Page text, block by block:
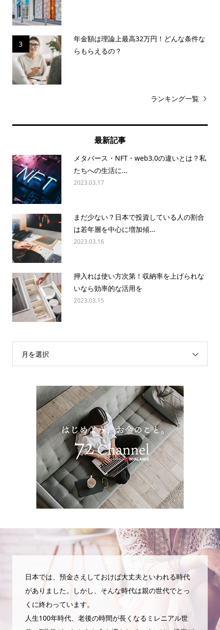
3
年金額は理論上最高32万円！どんな条件な
らもらえるの？
ランキング一覧
最新記事
メタバース・NFT・web3.0の違いとは？私
たちへの生活に...
2023.03.17
まだ少ない？日本で投資している人の割合
は若年層を中心に増加傾...
2023.03.16
押入れは使い方次第！収納率を上げられな
いなら効率的な活用を
2023.03.15
月を選択
日本では、預金さえしておけば大丈夫といわれる時代
がありました。しかし、そんな時代は親の世代でとっ
くに終わっています。
人生100年時代、老後の時間が長くなるミレニアル世